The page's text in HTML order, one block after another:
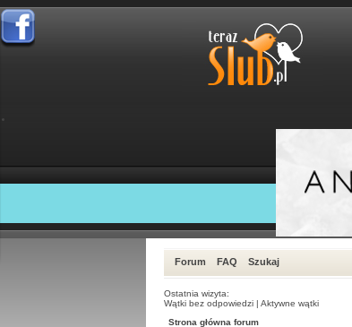
Forum FAQ Szukaj
Ostatnia wizyta:
Wątki bez odpowiedzi | Aktywne wątki
Strona główna forum